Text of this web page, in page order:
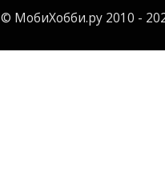
© МобиХобби.ру 2010 -